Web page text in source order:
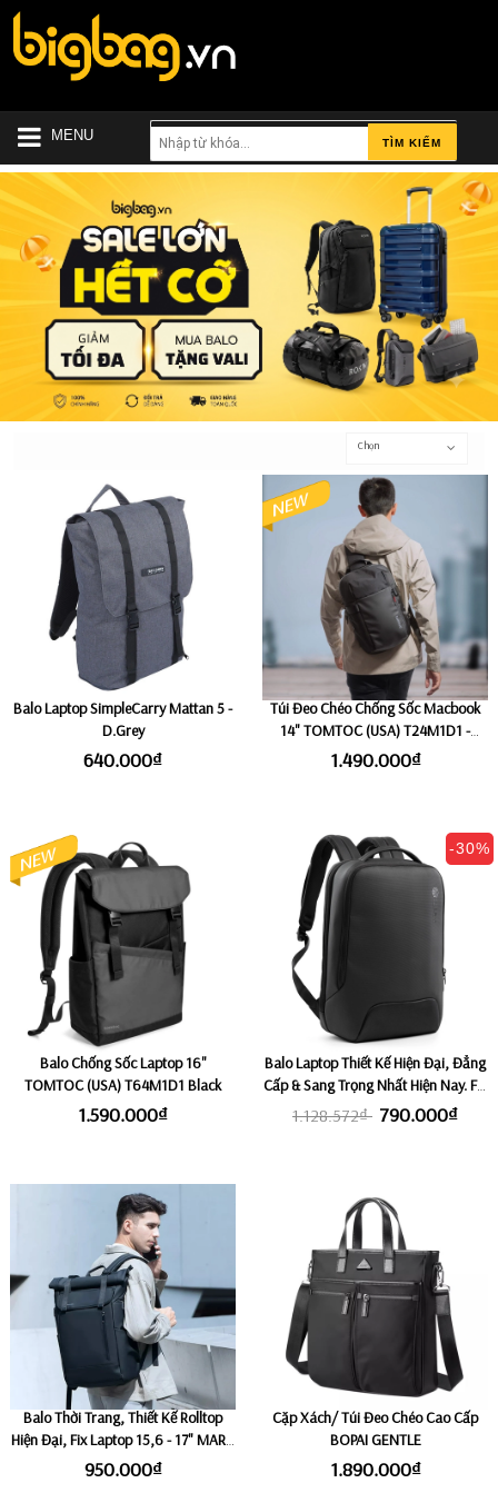
MENU TÌM KIẾM
Chọn
Balo Laptop SimpleCarry Mattan 5 -
D.Grey
640.000₫
Túi Đeo Chéo Chống Sốc Macbook
14" TOMTOC (USA) T24M1D1 -
Black
1.490.000₫
Balo Chống Sốc Laptop 16"
TOMTOC (USA) T64M1D1 Black
1.590.000₫
-30%
Balo Laptop Thiết Kế Hiện Đại, Đẳng
Cấp & Sang Trọng Nhất Hiện Nay. Fix
Laptop 15,6 inch KINGBAG APOLLO
1.128.572₫ 790.000₫
Balo Thời Trang, Thiết Kế Rolltop
Hiện Đại, Fix Laptop 15,6 - 17" MARK
RYDEN URBAN
950.000₫
Cặp Xách/ Túi Đeo Chéo Cao Cấp
BOPAI GENTLE
1.890.000₫